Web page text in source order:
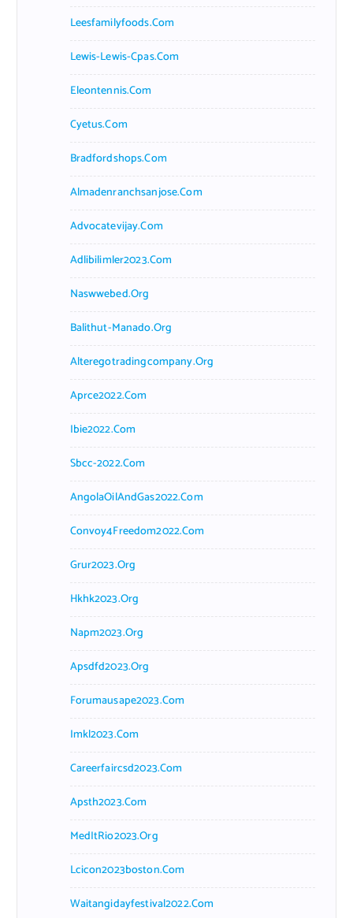
Leesfamilyfoods.com
Lewis-Lewis-Cpas.com
Eleontennis.com
Cyetus.com
Bradfordshops.com
Almadenranchsanjose.com
Advocatevijay.com
Adlibilimler2023.com
Naswwebed.org
Balithut-Manado.org
Alteregotradingcompany.org
Aprce2022.com
Ibie2022.com
Sbcc-2022.com
AngolaOilAndGas2022.com
Convoy4Freedom2022.com
Grur2023.org
Hkhk2023.org
Napm2023.org
Apsdfd2023.org
Forumausape2023.com
Imkl2023.com
Careerfaircsd2023.com
Apsth2023.com
MedItRio2023.org
Lcicon2023boston.com
Waitangidayfestival2022.com